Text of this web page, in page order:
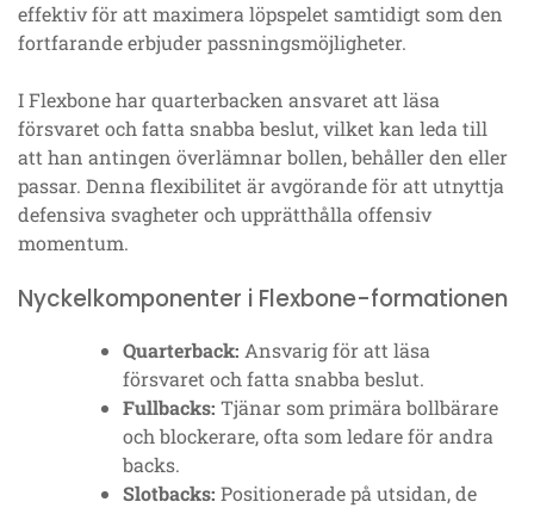
effektiv för att maximera löpspelet samtidigt som den
fortfarande erbjuder passningsmöjligheter.
I Flexbone har quarterbacken ansvaret att läsa
försvaret och fatta snabba beslut, vilket kan leda till
att han antingen överlämnar bollen, behåller den eller
passar. Denna flexibilitet är avgörande för att utnyttja
defensiva svagheter och upprätthålla offensiv
momentum.
Nyckelkomponenter i Flexbone-formationen
Quarterback: Ansvarig för att läsa
försvaret och fatta snabba beslut.
Fullbacks: Tjänar som primära bollbärare
och blockerare, ofta som ledare för andra
backs.
Slotbacks: Positionerade på utsidan, de